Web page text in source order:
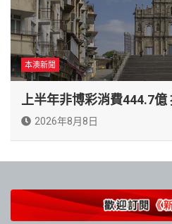
本澳新聞
上半年非博彩消費444.7
2026年8月8日